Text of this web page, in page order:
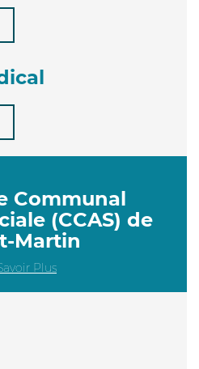
Communal
(CCAS) de
Martin
Plus